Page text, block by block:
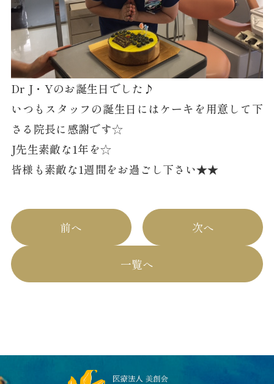
Dr J・Yのお誕生日でした♪
いつもスタッフの誕生日にはケーキを用意して下
さる院長に感謝です☆
J先生素敵な1年を☆
皆様も素敵な1週間をお過ごし下さい★★
前へ
一覧へ
次へ